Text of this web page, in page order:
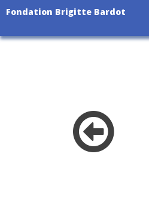
Fondation Brigitte Bardot